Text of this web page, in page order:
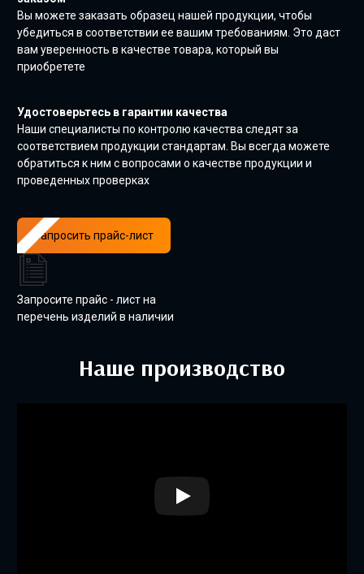
Вы можете заказать образец нашей продукции, чтобы
убедиться в соответствии ее вашим требованиям. Это даст
вам уверенность в качестве товара, который вы
приобретете
Удостоверьтесь в гарантии качества
Наши специалисты по контролю качества следят за
соответствием продукции стандартам. Вы всегда можете
обратиться к ним с вопросами о качестве продукции и
проведенных проверках
Запросить прайс-лист
Запросите прайс - лист на
перечень изделий в наличии
Наше производство